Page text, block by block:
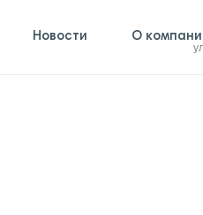
Новости О